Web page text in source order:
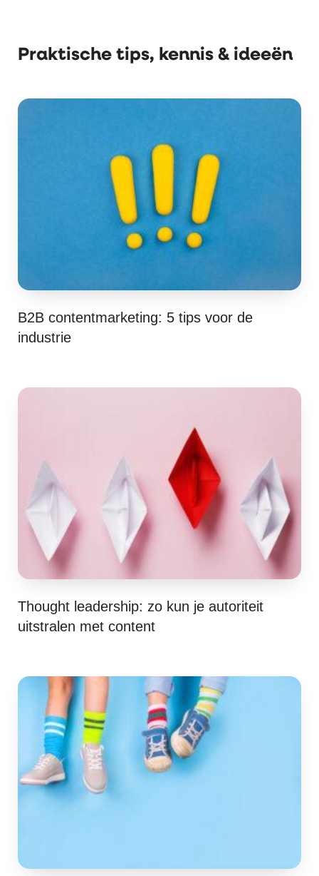
Praktische tips, kennis & ideeën
B2B contentmarketing: 5 tips voor de
industrie
Thought leadership: zo kun je autoriteit
uitstralen met content